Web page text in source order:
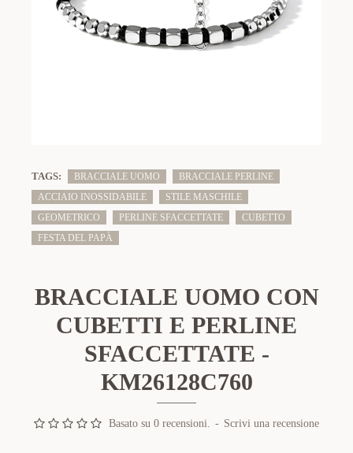
TAGS: BRACCIALE UOMO
BRACCIALE PERLINE
ACCIAIO INOSSIDABILE
STILE MASCHILE
GEOMETRICO
PERLINE SFACCETTATE
CUBETTO
FESTA DEL PAPÀ
BRACCIALE UOMO CON
CUBETTI E PERLINE
SFACCETTATE -
KM26128C760
Basato su 0 recensioni. - Scrivi una recensione